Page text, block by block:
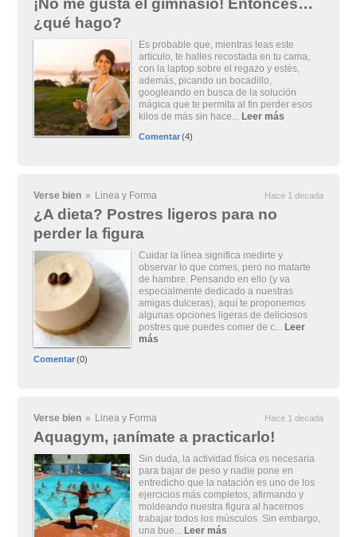
¡No me gusta el gimnasio! Entonces…
¿qué hago?
Es probable que, mientras leas este
artículo, te halles recostada en tu cama,
con la laptop sobre el regazo y estés,
además, picando un bocadillo,
googleando en busca de la solución
mágica que te permita al fin perder esos
kilos de más sin hace... Leer más
Comentar(4)
Verse bien » Linea y Forma Hace 1 decada
¿A dieta? Postres ligeros para no
perder la figura
Cuidar la línea significa medirte y
observar lo que comes, pero no matarte
de hambre. Pensando en ello (y va
especialmente dedicado a nuestras
amigas dulceras), aquí te proponemos
algunas opciones ligeras de deliciosos
postres que puedes comer de c... Leer
más
Comentar(0)
Verse bien » Linea y Forma Hace 1 decada
Aquagym, ¡anímate a practicarlo!
Sin duda, la actividad física es necesaria
para bajar de peso y nadie pone en
entredicho que la natación es uno de los
ejercicios más completos, afirmando y
moldeando nuestra figura al hacernos
trabajar todos los músculos. Sin embargo,
una bue... Leer más